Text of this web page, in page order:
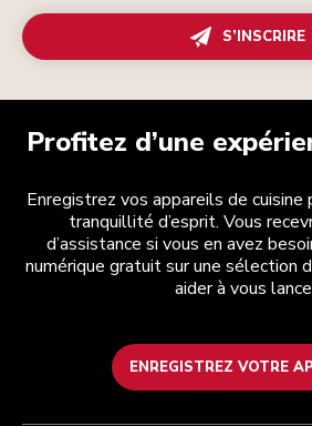
S’INSCRIRE
Profitez d’une
Enregistrez vos appareils de cuisine
tranquillité d’esprit. Vous
d’assistance si vous en avez
numérique gratuit sur une sélection
aider à vous
ENREGISTREZ VOTRE